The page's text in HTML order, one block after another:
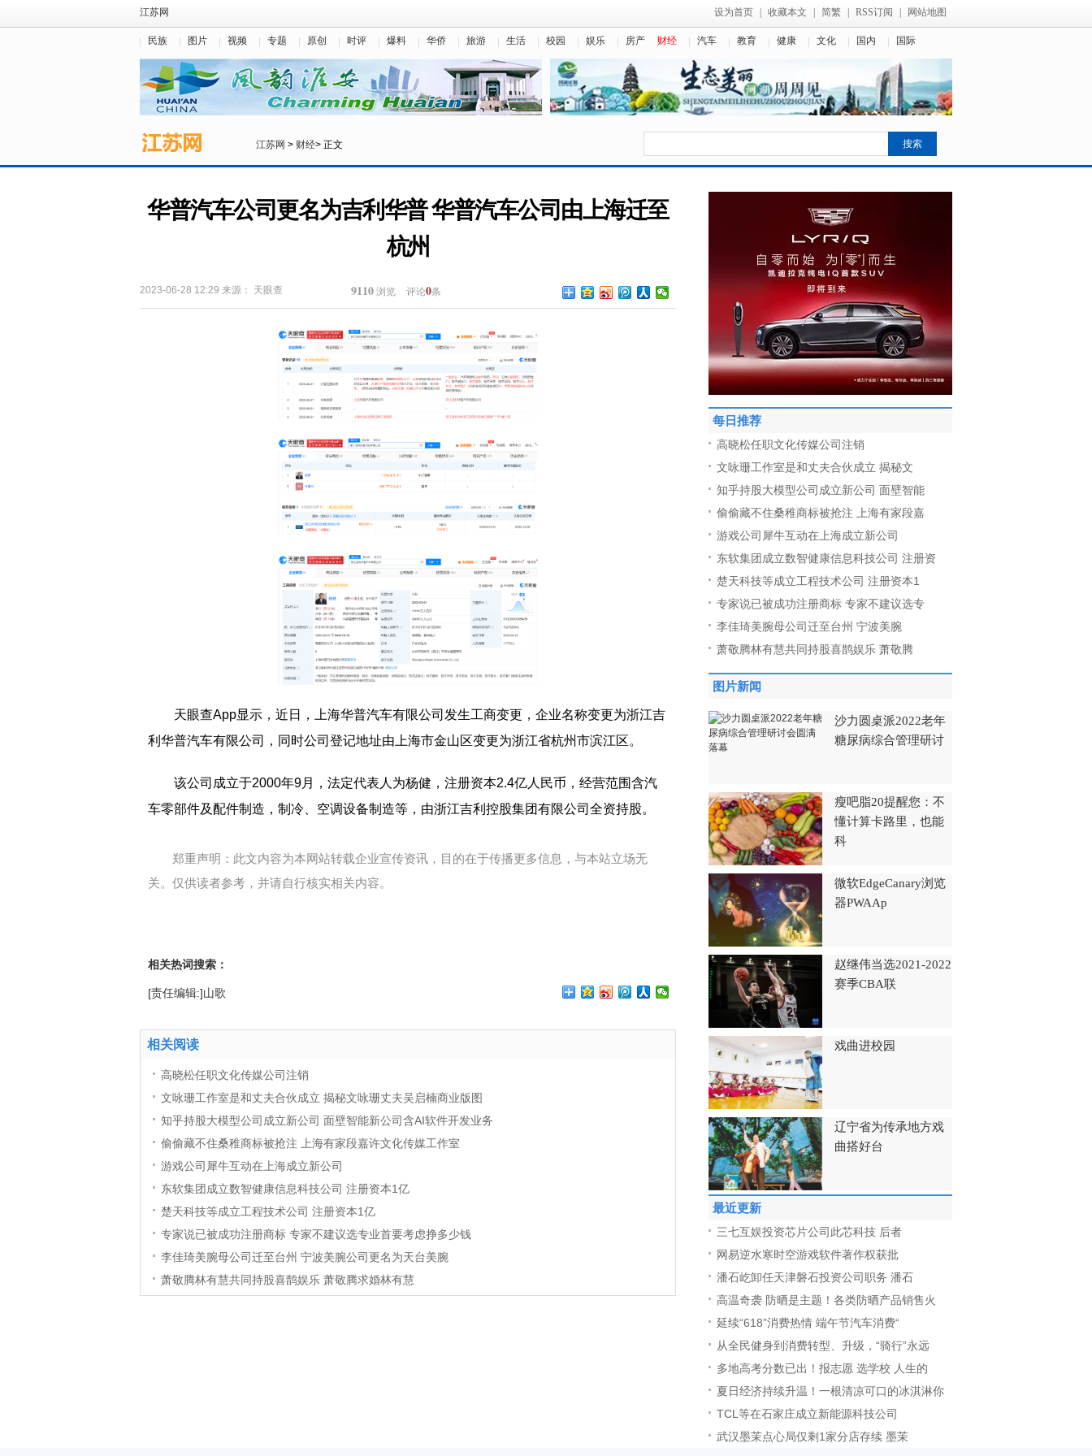
江苏网 设为首页 收藏本文 简繁 RSS订阅 网站地图
民族 图片 视频 专题 原创 时评 爆料 华侨 旅游 生活 校园 娱乐 房产 财经 汽车 教育 健康 文化 国内 国际
江苏网 > 财经> 正文
华普汽车公司更名为吉利华普 华普汽车公司由上海迁至
杭州
2023-06-28 12:29 来源： 天眼查 9110 浏览 评论0条
天眼查App显示，近日，上海华普汽车有限公司发生工商变更，企业名称变更为浙江吉
利华普汽车有限公司，同时公司登记地址由上海市金山区变更为浙江省杭州市滨江区。
该公司成立于2000年9月，法定代表人为杨健，注册资本2.4亿人民币，经营范围含汽
车零部件及配件制造，制冷、空调设备制造等，由浙江吉利控股集团有限公司全资持股。
郑重声明：此文内容为本网站转载企业宣传资讯，目的在于传播更多信息，与本站立场无
关。仅供读者参考，并请自行核实相关内容。
相关热词搜索：
[责任编辑:]山歌
相关阅读
高晓松任职文化传媒公司注销
文咏珊工作室是和丈夫合伙成立 揭秘文咏珊丈夫吴启楠商业版图
知乎持股大模型公司成立新公司 面壁智能新公司含AI软件开发业务
偷偷藏不住桑稚商标被抢注 上海有家段嘉许文化传媒工作室
游戏公司犀牛互动在上海成立新公司
东软集团成立数智健康信息科技公司 注册资本1亿
楚天科技等成立工程技术公司 注册资本1亿
专家说已被成功注册商标 专家不建议选专业首要考虑挣多少钱
李佳琦美腕母公司迁至台州 宁波美腕公司更名为天台美腕
萧敬腾林有慧共同持股喜鹊娱乐 萧敬腾求婚林有慧
每日推荐
高晓松任职文化传媒公司注销
文咏珊工作室是和丈夫合伙成立 揭秘文
知乎持股大模型公司成立新公司 面壁智能
偷偷藏不住桑稚商标被抢注 上海有家段嘉
游戏公司犀牛互动在上海成立新公司
东软集团成立数智健康信息科技公司 注册资
楚天科技等成立工程技术公司 注册资本1
专家说已被成功注册商标 专家不建议选专
李佳琦美腕母公司迁至台州 宁波美腕
萧敬腾林有慧共同持股喜鹊娱乐 萧敬腾
图片新闻
沙力圆桌派2022老年
糖尿病综合管理研讨
瘦吧脂20提醒您：不
懂计算卡路里，也能
科
微软EdgeCanary浏览
器PWAAp
赵继伟当选2021-2022
赛季CBA联
戏曲进校园
辽宁省为传承地方戏
曲搭好台
最近更新
三七互娱投资芯片公司此芯科技 后者
网易逆水寒时空游戏软件著作权获批
潘石屹卸任天津磐石投资公司职务 潘石
高温奇袭 防晒是主题！各类防晒产品销售火
延续“618”消费热情 端午节汽车消费“
从全民健身到消费转型、升级，“骑行”永远
多地高考分数已出！报志愿 选学校 人生的
夏日经济持续升温！一根清凉可口的冰淇淋你
TCL等在石家庄成立新能源科技公司
武汉墨茉点心局仅剩1家分店存续 墨茉